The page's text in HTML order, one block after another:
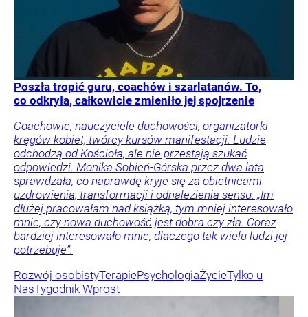
Poszła tropić guru, coachów i szarlatanów. To,
co odkryła, całkowicie zmieniło jej spojrzenie
Coachowie, nauczyciele duchowości, organizatorki
kręgów kobiet, twórcy kursów manifestacji. Ludzie
odchodzą od Kościoła, ale nie przestają szukać
odpowiedzi. Monika Sobień-Górska przez dwa lata
sprawdzała, co naprawdę kryje się za obietnicami
uzdrowienia, transformacji i odnalezienia sensu. „Im
dłużej pracowałam nad książką, tym mniej interesowało
mnie, czy nowa duchowość jest dobra czy zła. Coraz
bardziej interesowało mnie, dlaczego tak wielu ludzi jej
potrzebuje”.
Rozwój osobistyTerapiePsychologiaŻycieTylko u
NasTygodnik Wprost